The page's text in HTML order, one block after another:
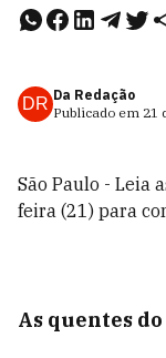
DR Da Redação
Publicado em 21
São Paulo - Leia
feira (21) para
As quentes